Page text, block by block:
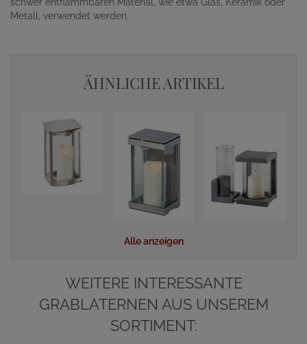
Metall, verwendet werden.
ÄHNLICHE ARTIKEL
Alle anzeigen
WEITERE INTERESSANTE
GRABLATERNEN AUS UNSEREM
SORTIMENT: